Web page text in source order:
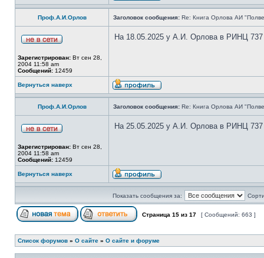
Проф.А.И.Орлов Заголовок сообщения: Re: Книга Орлова АИ
Зарегистрирован: Вт сен 28,
2004 11:58 am
Сообщений: 12459
На 18.05.2025 у А.И. Орлова в РИНЦ 737
Вернуться наверх
Проф.А.И.Орлов Заголовок сообщения: Re: Книга Орлова АИ
Зарегистрирован: Вт сен 28,
2004 11:58 am
Сообщений: 12459
На 25.05.2025 у А.И. Орлова в РИНЦ 737
Вернуться наверх
Показать сообщения за:
Страница 15 из 17 [ Сообщений: 663 ]
Список форумов » О сайте » О сайте и форуме